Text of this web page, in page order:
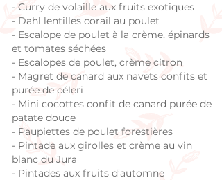
- Curry de volaille aux fruits exotiques
- Dahl lentilles corail au poulet
- Escalope de poulet à la crème, épinards
et tomates séchées
- Escalopes de poulet, crème citron
- Magret de canard aux navets confits et
purée de céleri
- Mini cocottes confit de canard purée de
patate douce
- Paupiettes de poulet forestières
- Pintade aux girolles et crème au vin
blanc du Jura
- Pintades aux fruits d’automne